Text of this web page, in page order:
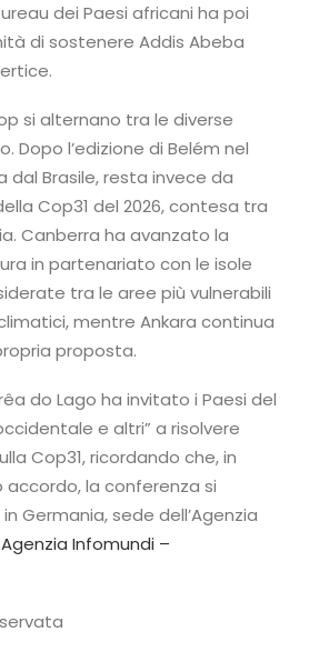
dei Paesi africani ha poi
di sostenere Addis Abeba
si alternano tra le diverse
Dopo l’edizione di Belém nel
dal Brasile, resta invece da
Cop31 del 2026, contesa tra
Canberra ha avanzato la
in partenariato con le isole
tra le aree più vulnerabili
mentre Ankara continua
proposta.
do Lago ha invitato i Paesi del
e altri” a risolvere
Cop31, ricordando che, in
la conferenza si
Germania, sede dell’Agenzia
Agenzia Infomundi –